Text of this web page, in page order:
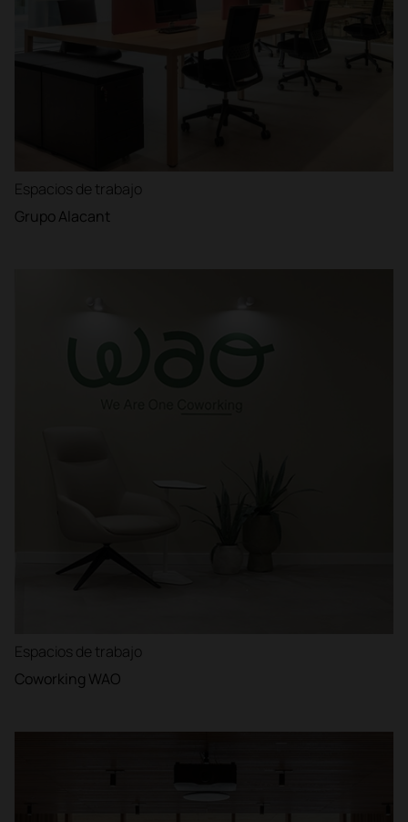
Espacios de trabajo
Grupo Alacant
Espacios de trabajo
Coworking WAO